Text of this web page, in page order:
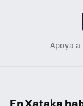
Apoya